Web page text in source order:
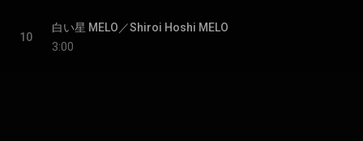
10
白い星 MELO／Shiroi Hoshi MELO
3:00